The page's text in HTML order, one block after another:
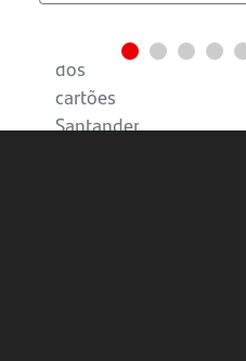
Vantagens
dos
cartões
Santander